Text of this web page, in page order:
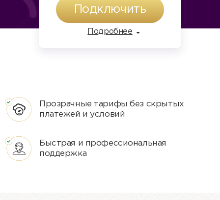
Подключить
Подробнее
Прозрачные тарифы без скрытых
платежей и условий
Быстрая и профессиональная
поддержка